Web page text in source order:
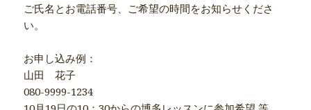
ご氏名とお電話番号、ご希望の時間をお知らせくださ
い。
お申し込み例：
山田 花子
080-9999-1234